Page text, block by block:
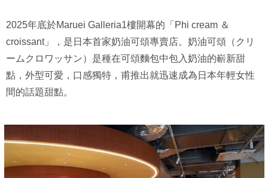
2025年底於Maruei Galleria1樓開幕的「Phi cream ＆
croissant」，是日本首家奶油可頌專賣店。奶油可頌（クリ
ームクロワッサン）是種在可頌麵包中包入奶油的嶄新甜
點，外型可愛，口感獨特，甫推出就迅速成為日本年輕女性
間的話題甜點。